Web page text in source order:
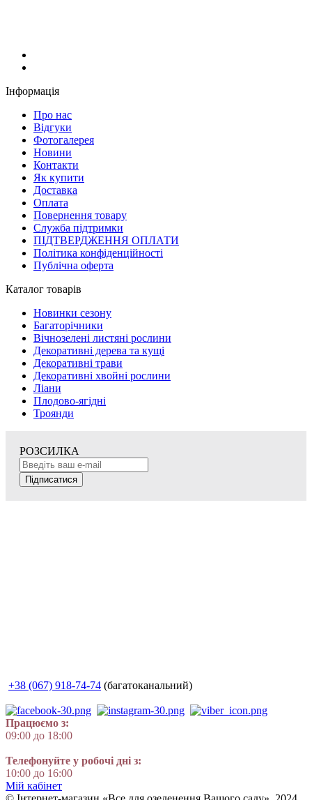
Інформація
Про нас
Відгуки
Фотогалерея
Новини
Контакти
Як купити
Доставка
Оплата
Повернення товару
Служба підтримки
ПІДТВЕРДЖЕННЯ ОПЛАТИ
Політика конфіденційності
Публічна оферта
Каталог товарів
Новинки сезону
Багаторічники
Вічнозелені листяні рослини
Декоративні дерева та кущі
Декоративні трави
Декоративні хвойні рослини
Ліани
Плодово-ягідні
Троянди
РОЗСИЛКА
Підписатися
+38 (067) 918-74-74 (багатоканальний)
Працюємо з:
09:00 до 18:00
Телефонуйте у робочі дні з:
10:00 до 16:00
Мій кабінет